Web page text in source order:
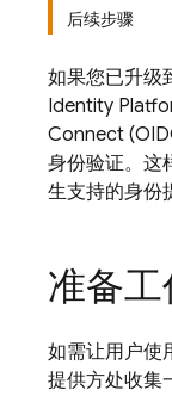
后续步骤
如果您已升级
Identity
Connect
身份验证。这
生支持的身份
准备工
如需让用户使
提供方处收集